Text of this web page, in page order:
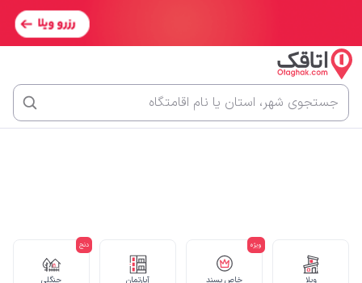
ویلا
ویژه
خاص پسند آپارتمان
دنج
جنگلی
جستجوی شهر، استان یا نام اقامتگاه